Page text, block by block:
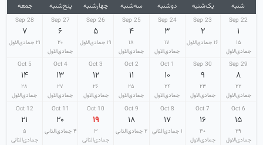
شنبه یک‌شنبه دوشنبه سه‌شنبه چهارشنبه پنج‌شنبه جمعه
22 Sep
۱
۱۵
جمادی‌الاول
23 Sep
۲
۱۶ جمادی‌الاول
24 Sep
۳
۱۷
جمادی‌الاول
25 Sep
۴
۱۸
جمادی‌الاول
26 Sep
۵
۱۹ جمادی‌الاول
27 Sep
۶
۲۰
جمادی‌الاول
28 Sep
۷
۲۱ جمادی‌الاول
29 Sep
۸
۲۲
جمادی‌الاول
30 Sep
۹
۲۳
جمادی‌الاول
1 Oct
۱۰
۲۴
جمادی‌الاول
2 Oct
۱۱
۲۵
جمادی‌الاول
3 Oct
۱۲
۲۶
جمادی‌الاول
4 Oct
۱۳
۲۷
جمادی‌الاول
5 Oct
۱۴
۲۸
جمادی‌الاول
6 Oct
۱۵
۲۹
جمادی‌الاول
7 Oct
۱۶
۳۰
جمادی‌الاول
8 Oct
۱۷
۱ جمادی‌الثانی
9 Oct
۱۸
۲ جمادی‌الثانی
10 Oct
۱۹
۳
جمادی‌الثانی
11 Oct
۲۰
۴ جمادی‌الثانی
12 Oct
۲۱
۵
جمادی‌الثانی